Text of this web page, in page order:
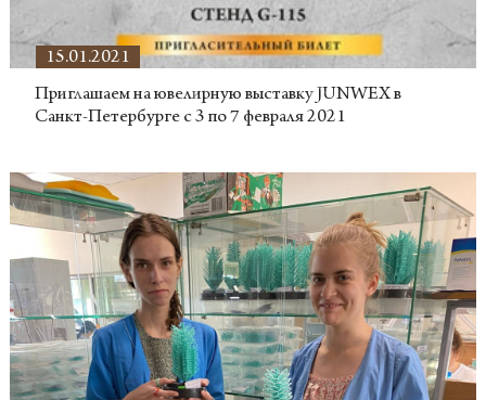
15.01.2021
Приглашаем на ювелирную выставку JUNWEX в
Санкт-Петербурге с 3 по 7 февраля 2021